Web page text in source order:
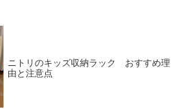
ニトリのキッズ収納ラック おすすめ理
由と注意点